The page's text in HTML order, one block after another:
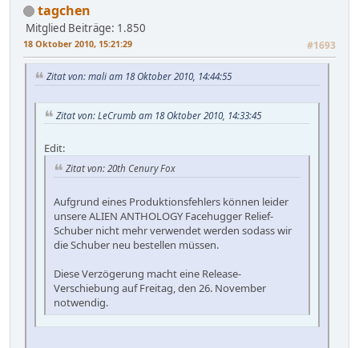
tagchen
Mitglied Beiträge: 1.850
18 Oktober 2010, 15:21:29 #1693
Zitat von: mali am 18 Oktober 2010, 14:44:55
Zitat von: LeCrumb am 18 Oktober 2010, 14:33:45
Edit:
Zitat von: 20th Cenury Fox
Aufgrund eines Produktionsfehlers können leider
unsere ALIEN ANTHOLOGY Facehugger Relief-
Schuber nicht mehr verwendet werden sodass wir
die Schuber neu bestellen müssen.
Diese Verzögerung macht eine Release-
Verschiebung auf Freitag, den 26. November
notwendig.